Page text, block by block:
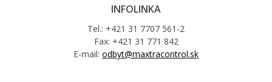
INFOLINKA
Tel.: +421 31 7707 561-2
Fax: +421 31 771 842
E-mail: odbyt@maxtracontrol.sk